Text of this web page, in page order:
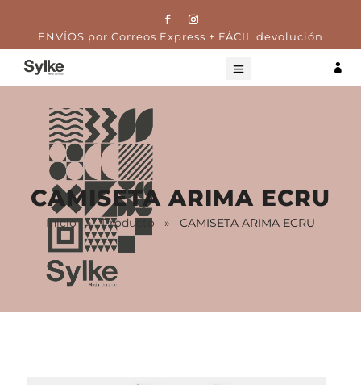
ENVÍOS por Correos Express + FÁCIL devolución

CAMISETA ARIMA ECRU
Inicio»Producto » CAMISETA ARIMA ECRU